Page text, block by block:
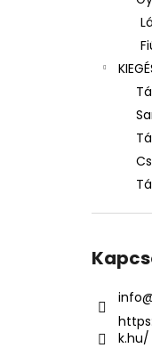
info
k.hu/